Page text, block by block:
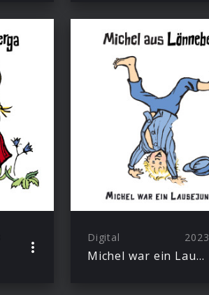
Digital 2023
Michel war ein Lausejunge